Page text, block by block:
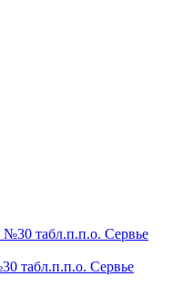
табл.п.п.о. Сервье